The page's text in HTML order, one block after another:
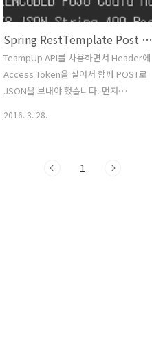
Spring RestTemplate Post Header & Json
TeampUp API를 사용하면서 Header에
Access Token을 실어서 함께 POST로
JSON을 보내야 했습니다. 먼저
application/json으로 설정한 뒤 요청을
2016. 3. 28.
1